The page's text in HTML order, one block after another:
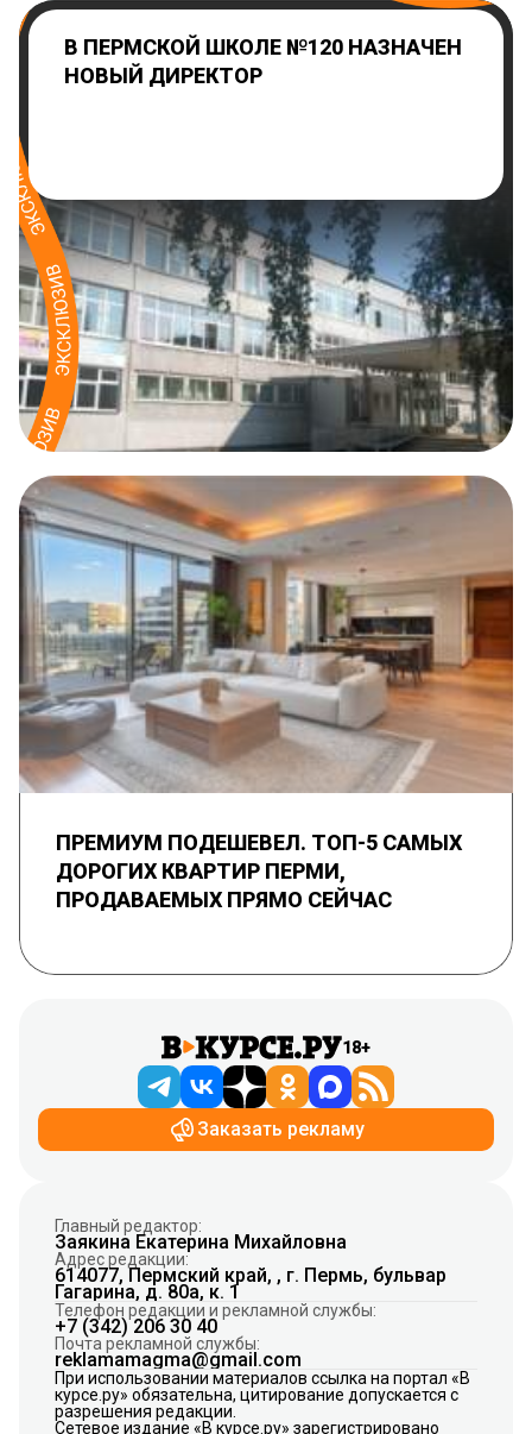
В ПЕРМСКОЙ ШКОЛЕ №120 НАЗНАЧЕН
НОВЫЙ ДИРЕКТОР
ПРЕМИУМ ПОДЕШЕВЕЛ. ТОП-5 САМЫХ
ДОРОГИХ КВАРТИР ПЕРМИ,
ПРОДАВАЕМЫХ ПРЯМО СЕЙЧАС
18+
Заказать рекламу
Главный редактор:
Заякина Екатерина Михайловна
Адрес редакции:
614077, Пермский край, , г. Пермь, бульвар
Гагарина, д. 80а, к. 1
Телефон редакции и рекламной службы:
+7 (342) 206 30 40
Почта рекламной службы:
reklamamagma@gmail.com
При использовании материалов ссылка на портал «В
курсе.ру» обязательна, цитирование допускается с
разрешения редакции.
Сетевое издание «В курсе.ру» зарегистрировано